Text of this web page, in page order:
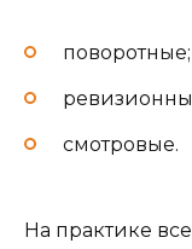
поворотные;
смотровые.
На практике